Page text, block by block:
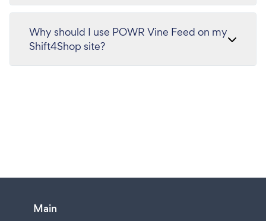
Why should I use POWR Vine Feed on my
Shift4Shop site?
Main